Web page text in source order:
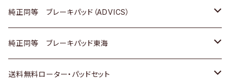
三菱
スバル
日野
マツダ
三菱
日野
三菱
日野
三菱ふそう
ダイハツ
マツダ
三菱
日産
いすゞ
ダイハツ
いすゞ
ダイハツ
マツダ
ホンダ
スズキ
日産
トヨタ
ホンダ
スズキ
純正同等 ブレーキパッド（ADVICS）
トヨタ
ホンダ
純正同等 ブレーキパッド東海
トヨタ
送料無料ローター・パッドセット